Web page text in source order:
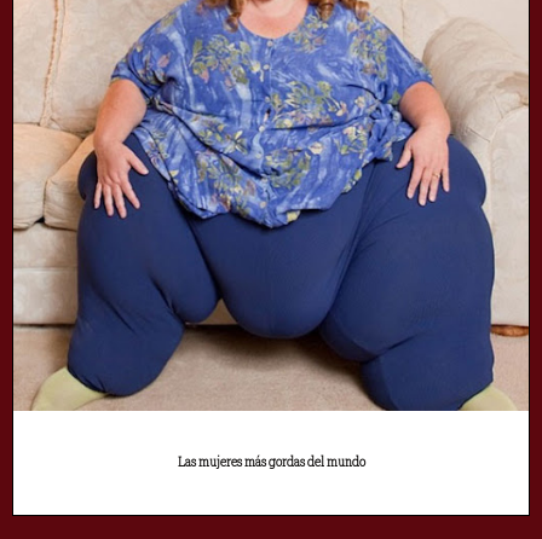
Las mujeres más gordas del mundo